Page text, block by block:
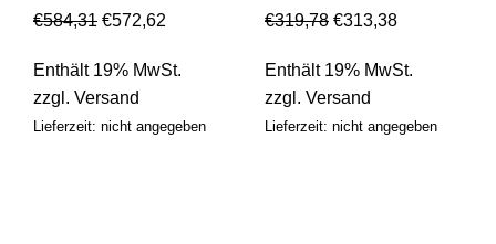
€584,31 €572,62
Enthält 19% MwSt.
zzgl. Versand
Lieferzeit: nicht angegeben
€319,78 €313,38
Enthält 19% MwSt.
zzgl. Versand
Lieferzeit: nicht angegeben